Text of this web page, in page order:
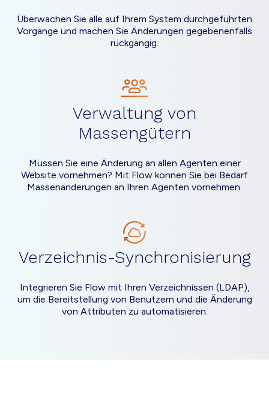
Überwachen Sie alle auf Ihrem System durchgeführten
Vorgänge und machen Sie Änderungen gegebenenfalls
rückgängig.
Verwaltung von
Massengütern
Müssen Sie eine Änderung an allen Agenten einer
Website vornehmen? Mit Flow können Sie bei Bedarf
Massenänderungen an Ihren Agenten vornehmen.
Verzeichnis-Synchronisierung
Integrieren Sie Flow mit Ihren Verzeichnissen (LDAP),
um die Bereitstellung von Benutzern und die Änderung
von Attributen zu automatisieren.